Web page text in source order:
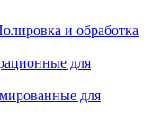
и обработка
для
для